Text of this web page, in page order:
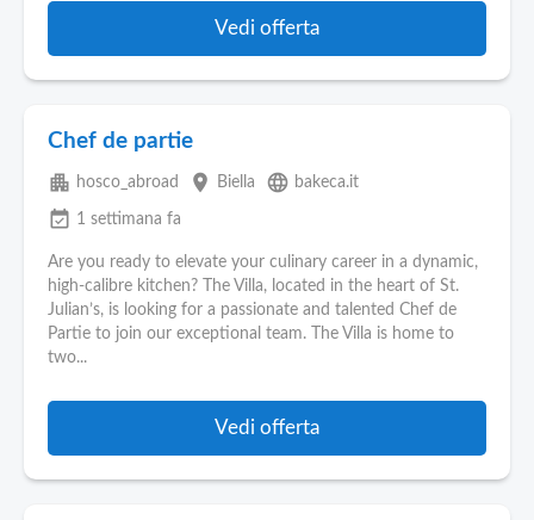
Vedi offerta
Chef de partie
apartment hosco_abroad place Biella language bakeca.it
event_available 1 settimana fa
Are you ready to elevate your culinary career in a dynamic,
high-calibre kitchen? The Villa, located in the heart of St.
Julian’s, is looking for a passionate and talented Chef de
Partie to join our exceptional team. The Villa is home to
two...
Vedi offerta